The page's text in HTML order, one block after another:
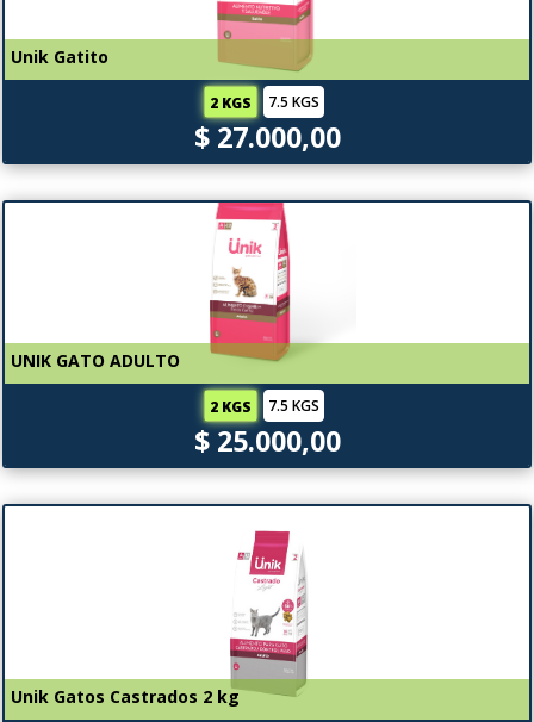
Unik Gatito
2 KGS 7.5 KGS
$ 27.000,00
UNIK GATO ADULTO
2 KGS 7.5 KGS
$ 25.000,00
Unik Gatos Castrados 2 kg